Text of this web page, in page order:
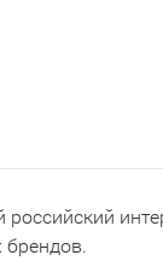
российский
брендов.